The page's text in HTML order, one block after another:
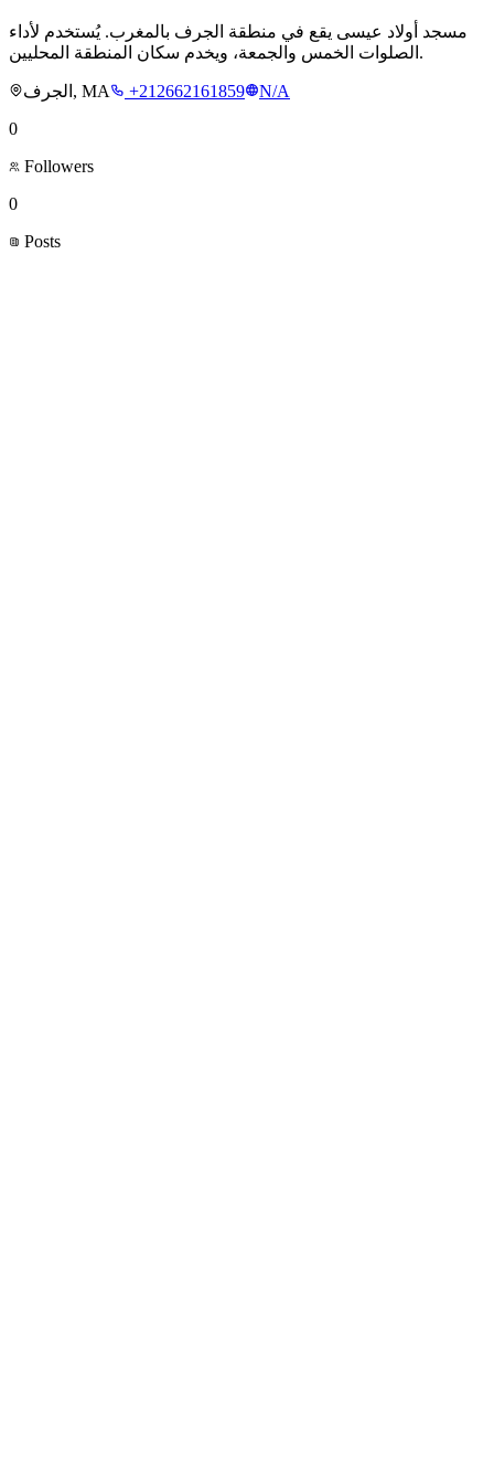
مسجد أولاد عيسى يقع في منطقة الجرف بالمغرب. يُستخدم لأداء
الصلوات الخمس والجمعة، ويخدم سكان المنطقة المحليين.
الجرف, MA +212662161859
N/A
0
Followers
0
Posts